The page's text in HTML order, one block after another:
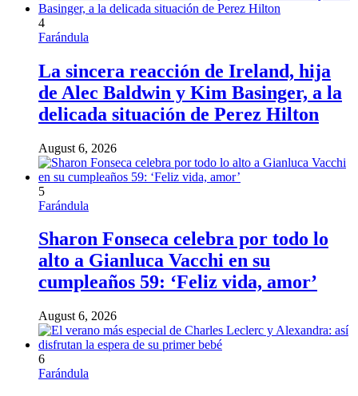
4
Farándula
La sincera reacción de Ireland, hija
de Alec Baldwin y Kim Basinger, a la
delicada situación de Perez Hilton
August 6, 2026
5
Farándula
Sharon Fonseca celebra por todo lo
alto a Gianluca Vacchi en su
cumpleaños 59: ‘Feliz vida, amor’
August 6, 2026
6
Farándula